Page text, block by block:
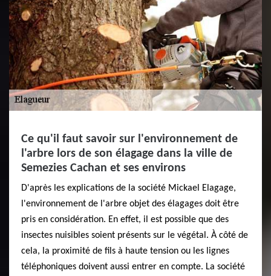
Ce qu'il faut savoir sur l'environnement de
l'arbre lors de son élagage dans la ville de
Semezies Cachan et ses environs
D'après les explications de la société Mickael Elagage,
l'environnement de l'arbre objet des élagages doit être
pris en considération. En effet, il est possible que des
insectes nuisibles soient présents sur le végétal. À côté de
cela, la proximité de fils à haute tension ou les lignes
téléphoniques doivent aussi entrer en compte. La société